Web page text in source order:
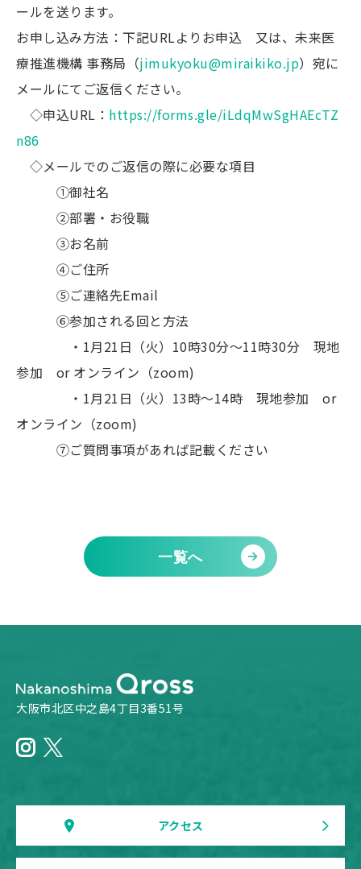
ールを送ります。
お申し込み方法：下記URLよりお申込 又は、未来医
療推進機構 事務局（jimukyoku@miraikiko.jp）宛に
メールにてご返信ください。
◇申込URL： https://forms.gle/iLdqMwSgHAEcTZ
n86
◇メールでのご返信の際に必要な項目
①御社名
②部署・お役職
③お名前
④ご住所
⑤ご連絡先Email
⑥参加される回と方法
・1月21日（火）10時30分～11時30分 現地
参加 or オンライン（zoom)
・1月21日（火）13時～14時 現地参加 or
オンライン（zoom)
⑦ご質問事項があれば記載ください
一覧へ
大阪市北区中之島4丁目3番51号
アクセス